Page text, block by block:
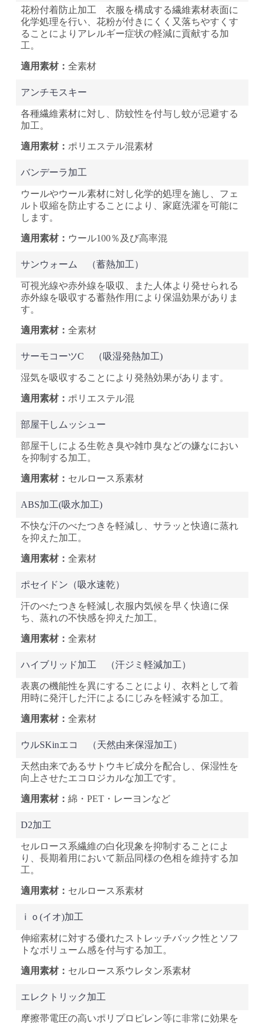
花粉付着防止加工 衣服を構成する繊維素材表面に
化学処理を行い、花粉が付きにくく又落ちやすくす
ることによりアレルギー症状の軽減に貢献する加
工。
全素材
アンチモスキー
各種繊維素材に対し、防蚊性を付与し蚊が忌避する
加工。
ポリエステル混素材
バンデーラ加工
ウールやウール素材に対し化学的処理を施し、フェ
ルト収縮を防止することにより、家庭洗濯を可能に
します。
ウール100％ 及び高率混
サンウォーム （蓄熱加工）
可視光線や赤外線を吸収、また人体より発せられる
赤外線を吸収する蓄熱作用により保温効果がありま
す。
全素材
サーモコーツC （吸湿発熱加工)
湿気を吸収することにより発熱効果があります。
ポリエステル混
部屋干しムッシュー
部屋干しによる生乾き臭や雑巾臭などの嫌なにおい
を抑制する加工。
セルロース系素材
ABS加工(吸水加工)
不快な汗のべたつきを軽減し、サラッと快適に蒸れ
を抑えた加工。
全素材
ポセイドン（吸水速乾）
汗のべたつきを軽減し衣服内気候を早く快適に保
ち、蒸れの不快感を抑えた加工。
全素材
ハイブリッド加工 （汗ジミ軽減加工）
表裏の機能性を異にすることにより、衣料として着
用時に発汗した汗によるにじみを軽減する加工。
全素材
ウルSKinエコ （天然由来保湿加工）
天然由来であるサトウキビ成分を配合し、保湿性を
向上させたエコロジカルな加工です。
綿・PET・レーヨンなど
D2加工
セルロース系繊維の白化現象を抑制することによ
り、長期着用において新品同様の色相を維持する加
工。
セルロース系素材
ｉｏ(イオ)加工
伸縮素材に対する優れたストレッチバック性とソフ
トなボリューム感を付与する加工。
セルロース系ウレタン系素材
エレクトリック加工
摩擦帯電圧の高いポリプロピレン等に非常に効果を